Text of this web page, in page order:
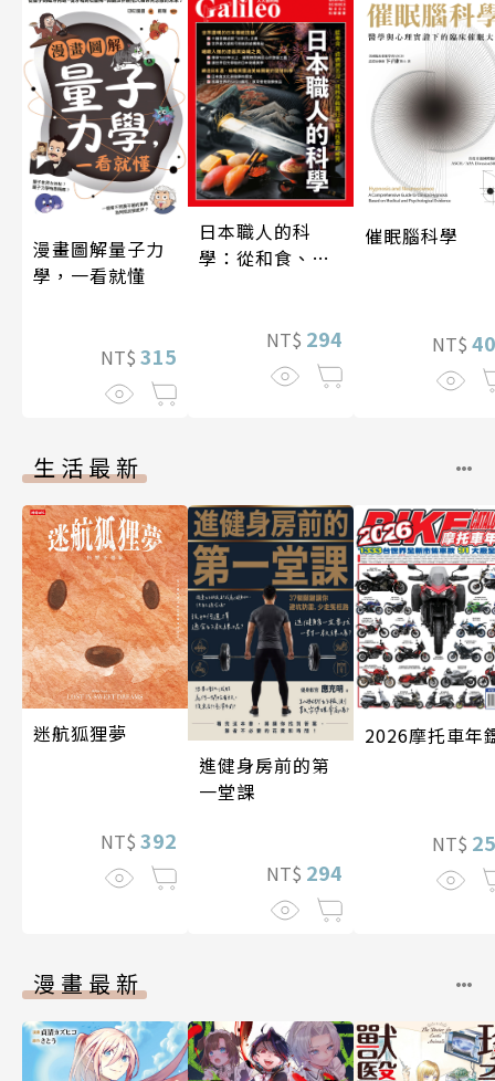
漫畫圖解量子力
學，一看就懂
NT$ 315
日本職人的科
學：從和食、清
技藝的祕密 人人
伽利略45
NT$ 294
催眠腦科學
NT$
生活最新
迷航狐狸夢
NT$ 392
進健身房前的第
一堂課
NT$ 294
2026摩托車年
NT$
漫畫最新